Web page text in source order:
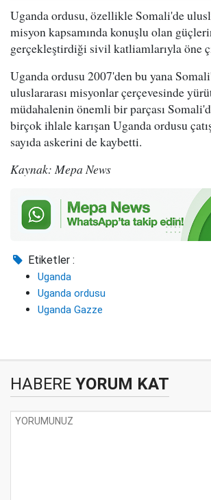
Uganda ordusu, özellikle Somali'de
misyon kapsamında konuşlu olan
gerçekleştirdiği sivil katliamlarıyla öne
Uganda ordusu 2007'den bu yana
uluslararası misyonlar çerçevesinde
müdahalenin önemli bir parçası
birçok ihlale karışan Uganda ordusu
sayıda askerini de kaybetti.
Kaynak: Mepa News
Etiketler :
Uganda
Uganda ordusu
Uganda Gazze
HABERE YORUM KAT